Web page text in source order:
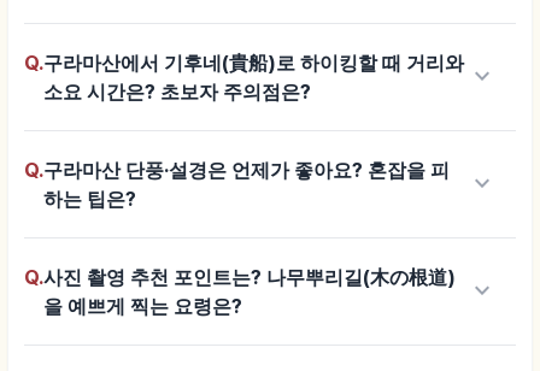
Q.구라마산에서 기후네(貴船)로 하이킹할 때 거리와
소요 시간은? 초보자 주의점은?
keyboard_arrow_down
Q.구라마산 단풍·설경은 언제가 좋아요? 혼잡을 피
하는 팁은?
keyboard_arrow_down
Q.사진 촬영 추천 포인트는? 나무뿌리길(木の根道)
을 예쁘게 찍는 요령은?
keyboard_arrow_down